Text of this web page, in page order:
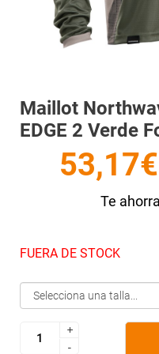
Maillot
EDGE 2 Verde
53,17€
Te
FUERA DE STOCK
+
-
+
-